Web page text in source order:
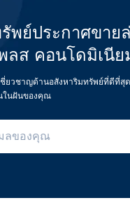
พย์ประกาศขาย
ลส คอนโดมิเนี
ชี่ยวชาญด้านอสังหาริมทรัพย์ที่ดีที่สุ
ในฝันของคุณ